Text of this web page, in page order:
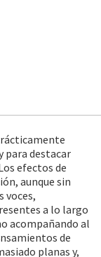
para destacar
efectos de
aunque sin
voces,
a lo largo
acompañando al
de
planas y,